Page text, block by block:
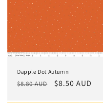
Dapple Dot Autumn
Normaler
$8.80 AUD Verkaufspreis
$8.50 AUD